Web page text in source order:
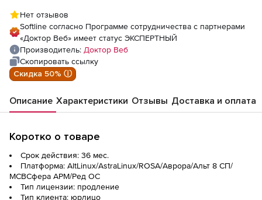
Нет отзывов
Softline согласно Программе сотрудничества с партнерами
«Доктор Веб» имеет статус ЭКСПЕРТНЫЙ
Производитель: Доктор Веб
Скопировать ссылку
Скидка 50% ⓘ
Описание Характеристики Отзывы Доставка и оплата
Коротко о товаре
Срок действия: 36 мес.
Платформа: AltLinux/AstraLinux/ROSA/Аврора/Альт 8 СП/
МСВСфера АРМ/Ред ОС
Тип лицензии: продление
Тип клиента: юрлицо